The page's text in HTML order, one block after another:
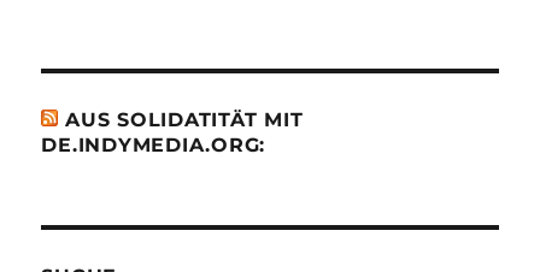
AUS SOLIDATITÄT MIT
DE.INDYMEDIA.ORG: